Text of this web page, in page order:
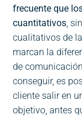
frecuente que
cuantitativos,
cualitativos de
marcan la
de
conseguir, es
cliente salir en
objetivo, antes